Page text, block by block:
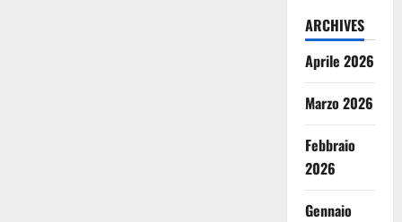
ARCHIVES
Aprile 2026
Marzo 2026
Febbraio
2026
Gennaio